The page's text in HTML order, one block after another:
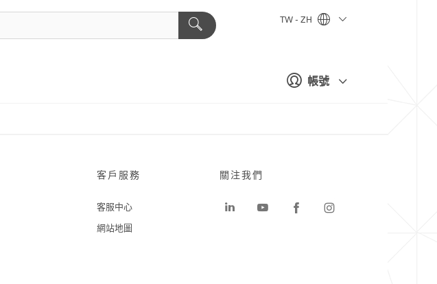
帳號
TW - ZH
客戶服務
客服中心
網站地圖
關注我們